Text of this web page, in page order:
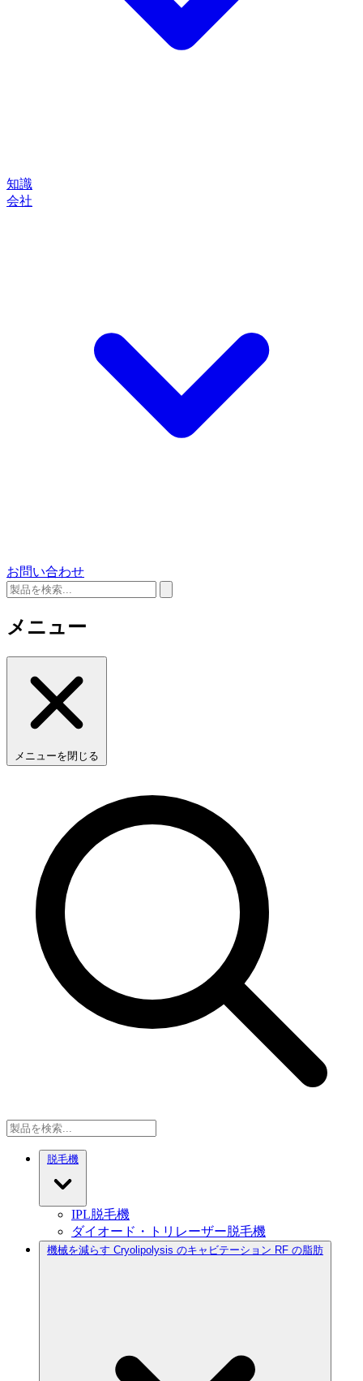
知識
会社
お問い合わせ
メニュー
メニューを閉じる
脱毛機
IPL脱毛機
ダイオード・トリレーザー脱毛機
機械を減らす Cryolipolysis のキャビテーション RF の脂肪